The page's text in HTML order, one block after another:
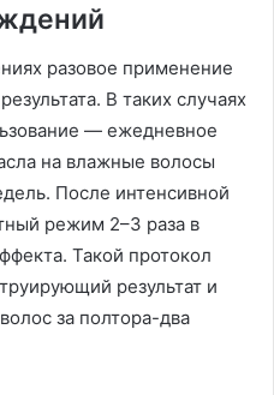
разовое применение
В таких случаях
— ежедневное
на влажные волосы
После интенсивной
режим 2–3 раза в
Такой протокол
результат и
за полтора-два